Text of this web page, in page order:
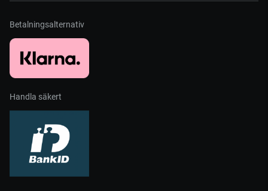
Betalningsalternativ
Handla säkert